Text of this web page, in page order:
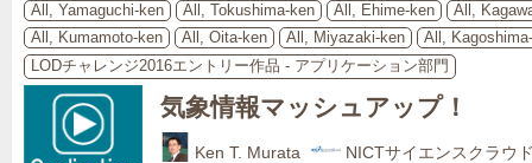
All, Yamaguchi-ken
All, Tokushima-ken All, Ehime-ken
All,
All, Kumamoto-ken
All, Oita-ken All, Miyazaki-ken
All,
LODチャレンジ2016エントリー作品 - アプリケーション部門
気象情報マッシュアップ！
Ken T. Murata
NICTサイエンスクラウ